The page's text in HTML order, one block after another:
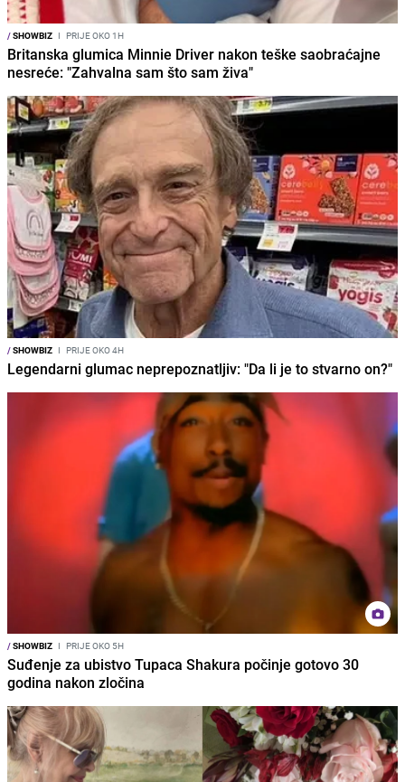
/SHOWBIZ I PRIJE OKO 1H
Britanska glumica Minnie Driver nakon teške saobraćajne
nesreće: "Zahvalna sam što sam živa"
/SHOWBIZ I PRIJE OKO 4H
Legendarni glumac neprepoznatljiv: "Da li je to stvarno on?"
/SHOWBIZ I PRIJE OKO 5H
Suđenje za ubistvo Tupaca Shakura počinje gotovo 30
godina nakon zločina